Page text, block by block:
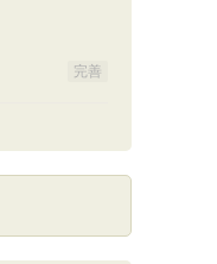
完善